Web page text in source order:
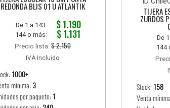
REDONDA BLIS 01 U ATLANTIK
De 1 a 143: $ 1.190
144 o más: $ 1.131
Precio lista:$ 2.150
IVA Incluido
1000+
mínima:3
por paquete: 1
TIJERA
ZURDOS
De
144
Stock: 158
Venta